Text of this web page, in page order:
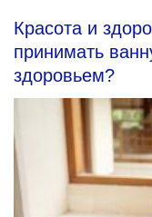
Красота и
принимать
здоровьем?